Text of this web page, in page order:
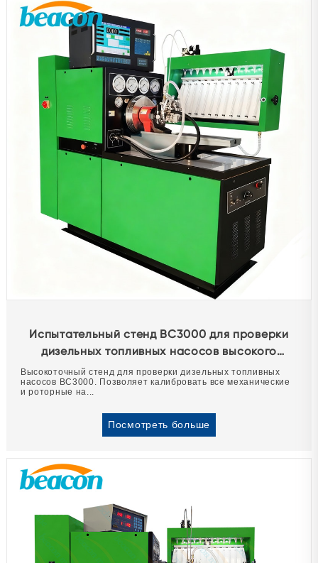
Испытательный стенд BC3000 для проверки
дизельных топливных насосов высокого
давления
Высокоточный стенд для проверки дизельных топливных
насосов BC3000. Позволяет калибровать все механические
и роторные на...
Посмотреть больше